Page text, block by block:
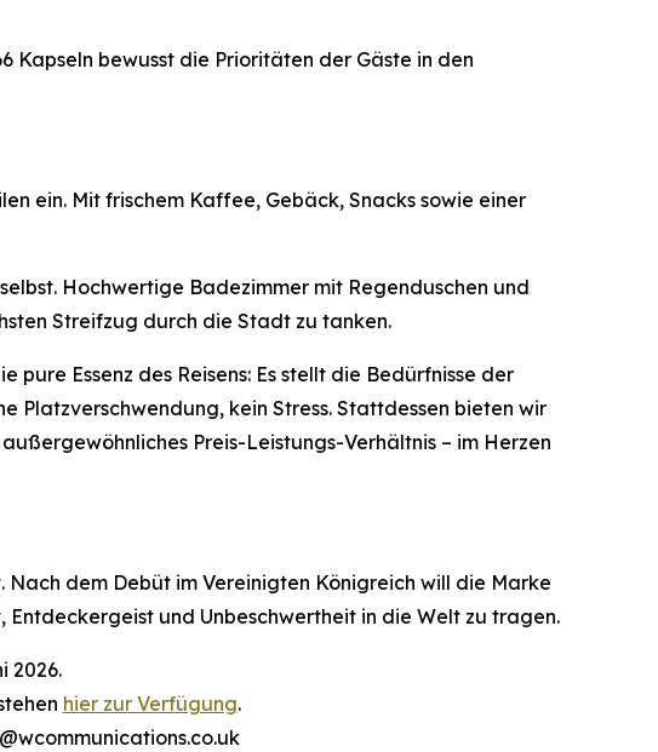
Kapseln bewusst die Prioritäten der Gäste in den
ein. Mit frischem Kaffee, Gebäck, Snacks sowie einer
Hochwertige Badezimmer mit Regenduschen und
Streifzug durch die Stadt zu tanken.
Essenz des Reisens: Es stellt die Bedürfnisse der
Platzverschwendung, kein Stress. Stattdessen bieten wir
Preis-Leistungs-Verhältnis – im Herzen
dem Debüt im Vereinigten Königreich will die Marke
und Unbeschwertheit in die Welt zu tragen.
2026.
hier zur Verfügung.